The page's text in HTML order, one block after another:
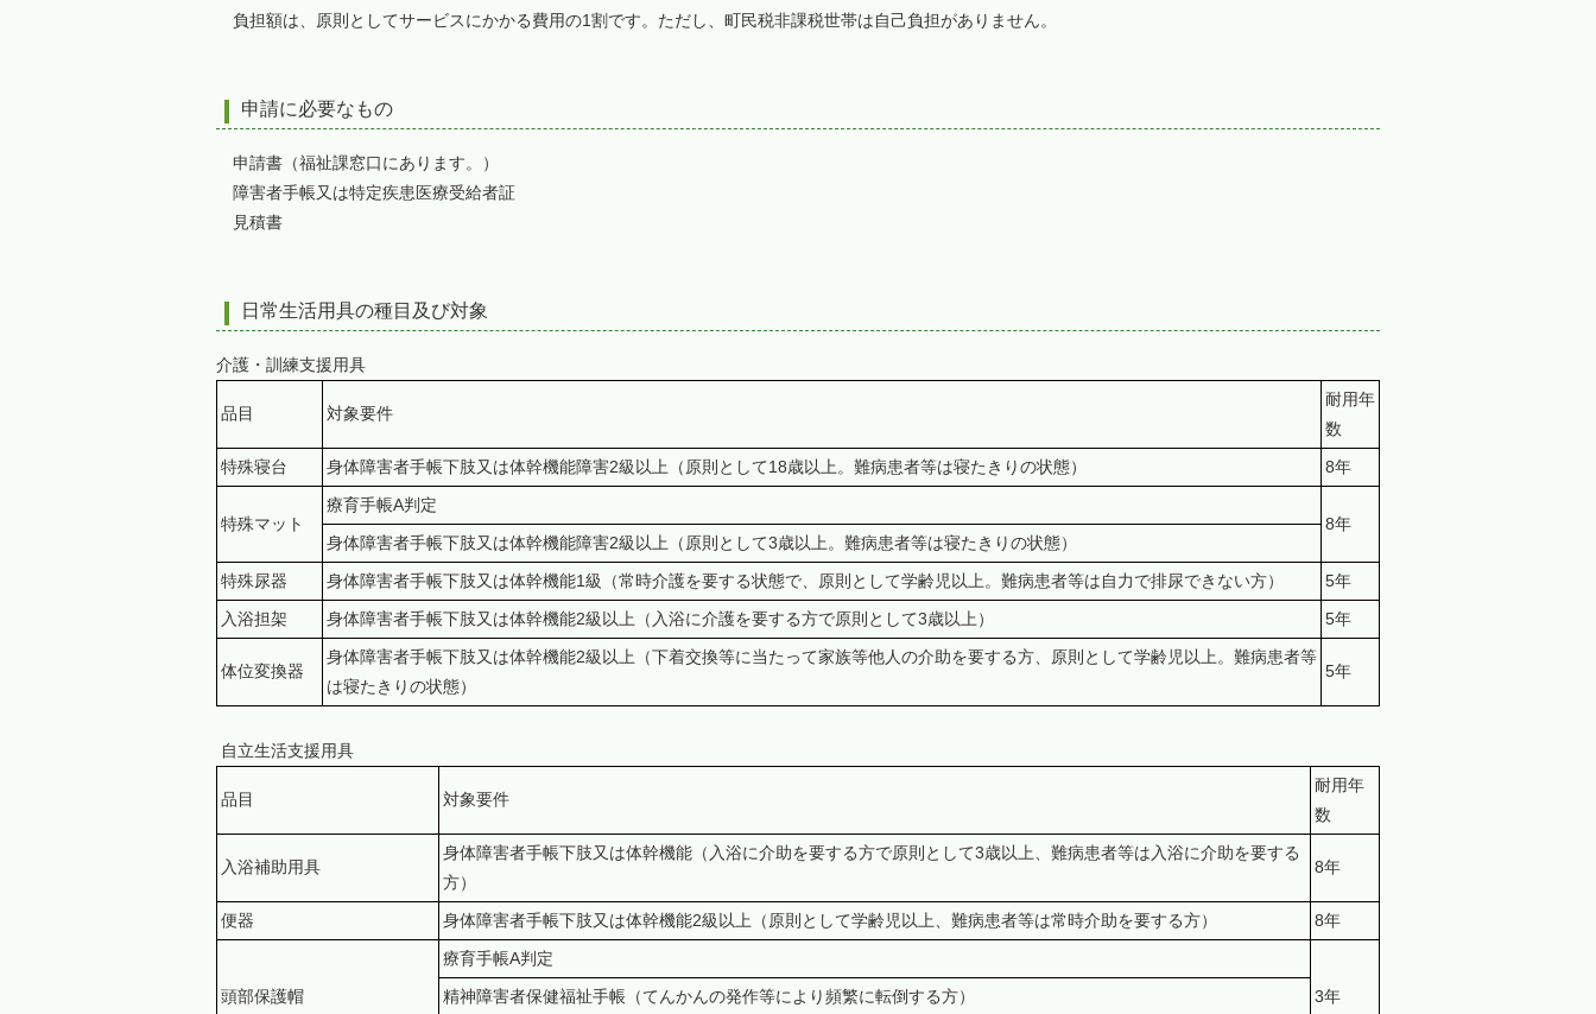
負担額は、原則としてサービスにかかる費用の1割です。ただし、町民税非課税世帯は自己負担がありません。
申請に必要なもの
申請書（福祉課窓口にあります。）
障害者手帳又は特定疾患医療受給者証
見積書
日常生活用具の種目及び対象
介護・訓練支援用具
品目 対象要件
耐用年
数
特殊寝台
身体障害者手帳下肢又は体幹機能障害2級以上（原則として18歳以上。難病患者等は寝たきりの状態） 8年
特殊マット
療育手帳A判定
8年
身体障害者手帳下肢又は体幹機能障害2級以上（原則として3歳以上。難病患者等は寝たきりの状態）
特殊尿器
身体障害者手帳下肢又は体幹機能1級（常時介護を要する状態で、原則として学齢児以上。難病患者等は自力で排尿できない方）
5年
入浴担架
身体障害者手帳下肢又は体幹機能2級以上（入浴に介護を要する方で原則として3歳以上） 5年
体位変換器
身体障害者手帳下肢又は体幹機能2級以上（下着交換等に当たって家族等他人の介助を要する方、原則として学齢児以上。難病患者等
は寝たきりの状態）
5年
自立生活支援用具
品目 対象要件
耐用年
数
入浴補助用具
身体障害者手帳下肢又は体幹機能（入浴に介助を要する方で原則として3歳以上、難病患者等は入浴に介助を要する
方）
8年
便器 身体障害者手帳下肢又は体幹機能2級以上（原則として学齢児以上、難病患者等は常時介助を要する方） 8年
頭部保護帽
療育手帳A判定
3年
精神障害者保健福祉手帳（てんかんの発作等により頻繁に転倒する方）